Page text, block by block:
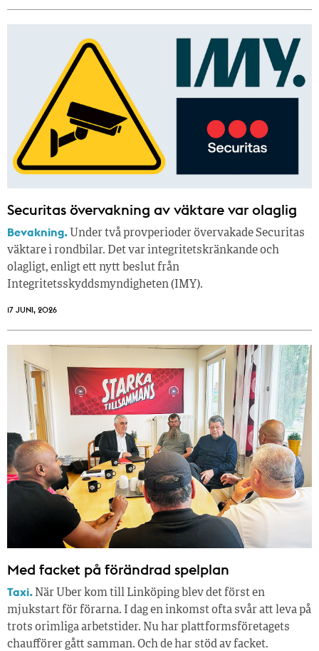
Securitas övervakning av väktare var olaglig
Bevakning. Under två provperioder övervakade Securitas
väktare i rondbilar. Det var integritetskränkande och
olagligt, enligt ett nytt beslut från
Integritetsskyddsmyndigheten (IMY).
17 JUNI, 2026
Med facket på förändrad spelplan
Taxi. När Uber kom till Linköping blev det först en
mjukstart för förarna. I dag en inkomst ofta svår att leva på
trots orimliga arbetstider. Nu har plattformsföretagets
chaufförer gått samman. Och de har stöd av facket.